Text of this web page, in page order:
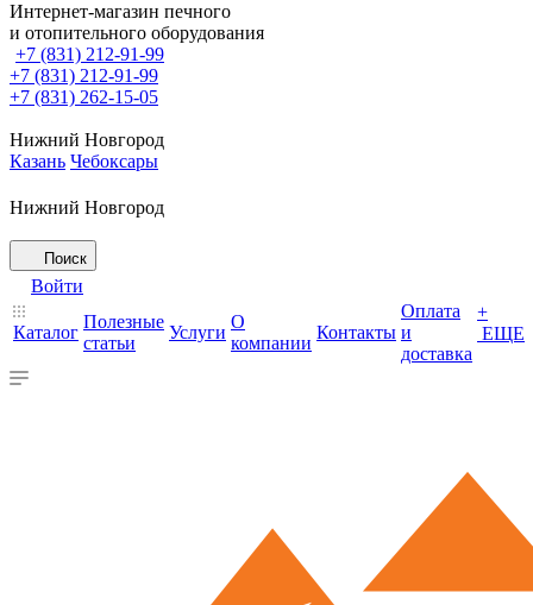
Интернет-магазин печного
и отопительного оборудования
+7 (831) 212-91-99
+7 (831) 212-91-99
+7 (831) 262-15-05
Нижний Новгород
Казань Чебоксары
Нижний Новгород
Поиск
Войти
Каталог
Полезные
статьи
Услуги
О
компании
Контакты
Оплата
и
доставка
+
ЕЩЕ